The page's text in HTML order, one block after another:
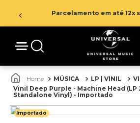
Parcelamento em até 12x
MÚSICA LP | VINIL
Vinil Deep Purple - Machine Head (LP
Standalone Vinyl) - Importado
Importado